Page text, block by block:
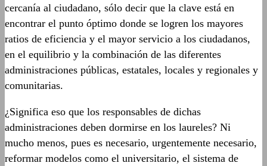
cercanía al ciudadano, sólo decir que la clave está en
encontrar el punto óptimo donde se logren los mayores
ratios de eficiencia y el mayor servicio a los ciudadanos,
en el equilibrio y la combinación de las diferentes
administraciones públicas, estatales, locales y regionales y
comunitarias.
¿Significa eso que los responsables de dichas
administraciones deben dormirse en los laureles? Ni
mucho menos, pues es necesario, urgentemente necesario,
reformar modelos como el universitario, el sistema de